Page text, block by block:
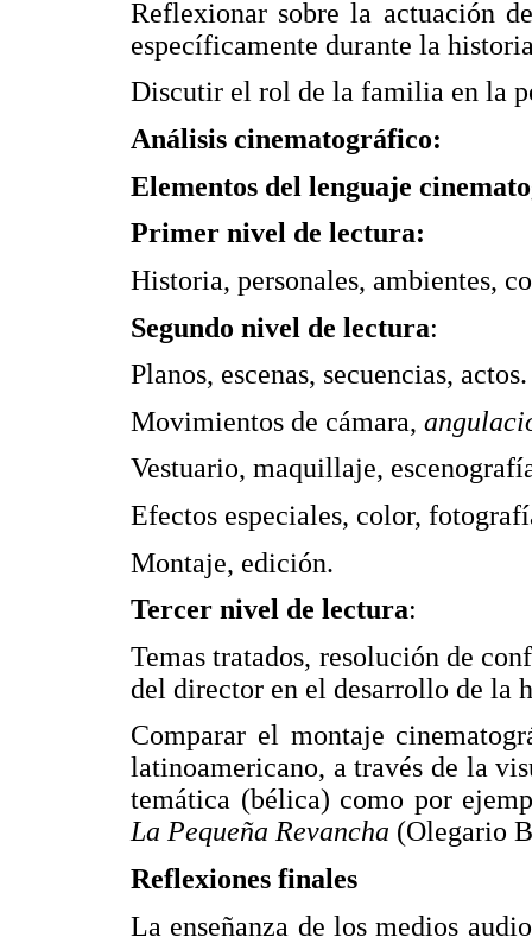
Reflexionar sobre la actuación
específicamente durante la
Discutir el rol de la familia en la
Análisis cinematográfico:
Elementos del lenguaje
Primer nivel de lectura:
Historia, personales, ambientes,
Segundo nivel de lectura:
Planos, escenas, secuencias, actos.
Movimientos de cámara,
Vestuario, maquillaje,
Efectos especiales, color,
Montaje, edición.
Tercer nivel de lectura:
Temas tratados, resolución de
del director en el desarrollo de la
Comparar el montaje
latinoamericano, a través de la
temática (bélica) como por
La Pequeña Revancha (Olegario
Reflexiones finales
La enseñanza de los medios